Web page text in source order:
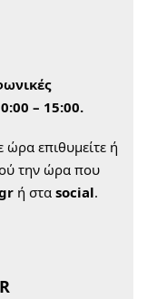
– 15:00.
ώρα επιθυμείτε ή
την ώρα που
ή στα social.